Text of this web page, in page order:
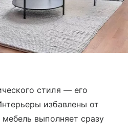
стиля — его
избавлены от
выполняет сразу